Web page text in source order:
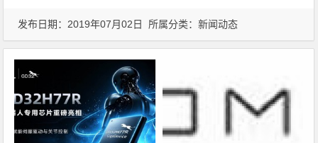
发布日期：2019年07月02日 所属分类：新闻动态